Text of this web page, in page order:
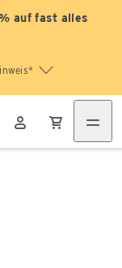
auf fast alles